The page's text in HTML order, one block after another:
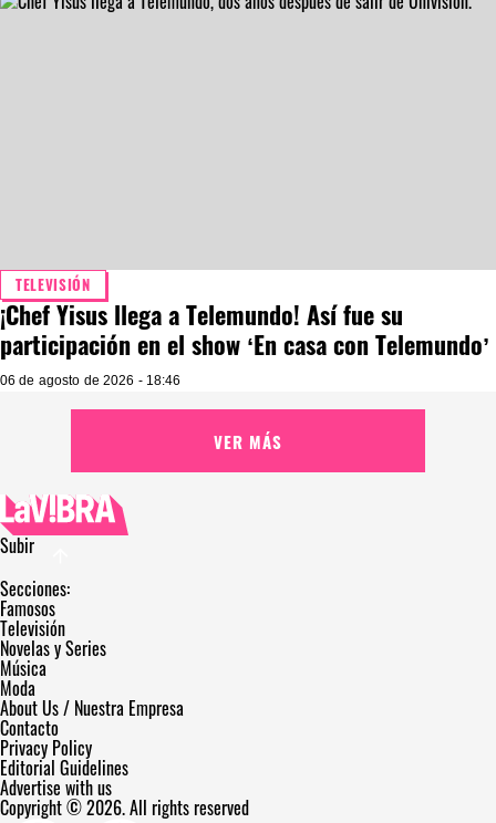
TELEVISIÓN
¡Chef Yisus llega a Telemundo! Así fue su
participación en el show ‘En casa con Telemundo’
06 de agosto de 2026 - 18:46
VER MÁS
Subir
Secciones:
Famosos
Televisión
Novelas y Series
Música
Moda
About Us / Nuestra Empresa
Contacto
Privacy Policy
Editorial Guidelines
Advertise with us
Copyright © 2026. All rights reserved